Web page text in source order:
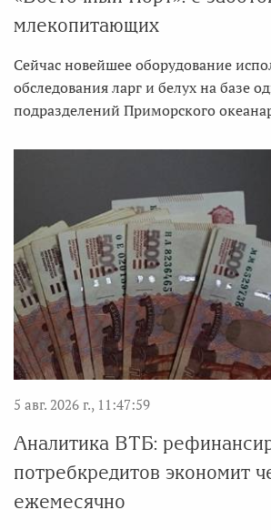
млекопитающих
Сейчас новейшее оборудование
обследования ларг и белух на базе
подразделений Приморского
5 авг. 2026 г., 11:47:59
Аналитика ВТБ:
потребкредитов экономит
ежемесячно